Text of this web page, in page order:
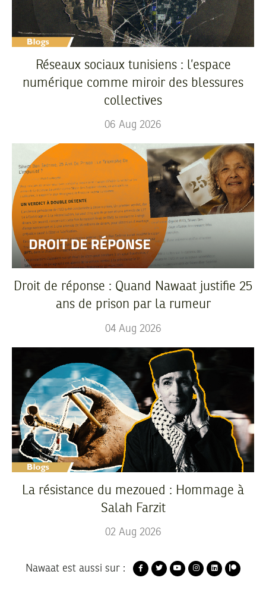
Réseaux sociaux tunisiens : l’espace
numérique comme miroir des blessures
collectives
06 Aug 2026
Droit de réponse : Quand Nawaat justifie 25
ans de prison par la rumeur
04 Aug 2026
La résistance du mezoued : Hommage à
Salah Farzit
02 Aug 2026
Nawaat est aussi sur :